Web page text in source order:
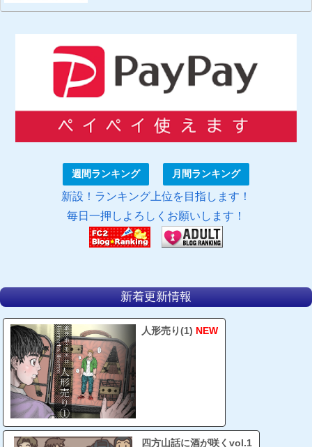
週間ランキング 月間ランキング
新設！ランキング上位を目指します！
毎日一押しよろしくお願いします！
新着更新情報
人形売り(1) NEW
四方山話に酒が咲くvol.1